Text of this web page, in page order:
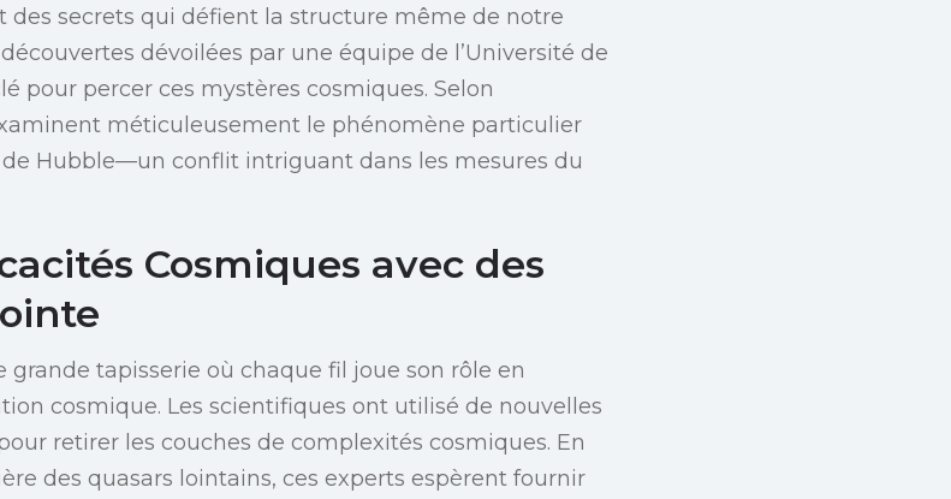
des secrets qui défient la structure même de notre
dévoilées par une équipe de l’Université de
pour percer ces mystères cosmiques. Selon
méticuleusement le phénomène particulier
Hubble—un conflit intriguant dans les mesures du
Cosmiques avec des
grande tapisserie où chaque fil joue son rôle en
cosmique. Les scientifiques ont utilisé de nouvelles
retirer les couches de complexités cosmiques. En
des quasars lointains, ces experts espèrent fournir